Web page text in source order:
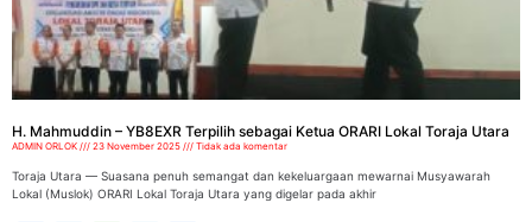
H. Mahmuddin – YB8EXR Terpilih sebagai Ketua ORARI Lokal Toraja Utara
ADMIN ORLOK 23 November 2025 Tidak ada komentar
Toraja Utara — Suasana penuh semangat dan kekeluargaan mewarnai Musyawarah
Lokal (Muslok) ORARI Lokal Toraja Utara yang digelar pada akhir